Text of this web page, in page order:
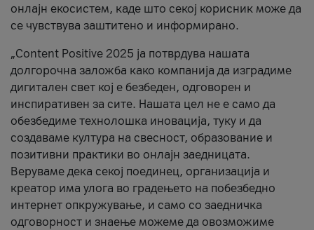
онлајн екосистем, каде што секој корисник може да
се чувствува заштитено и информирано.
„Content Positive 2025 ја потврдува нашата
долгорочна заложба како компанија да изградиме
дигитален свет кој е безбеден, одговорен и
инспиративен за сите. Нашата цел не е само да
обезбедиме технолошка иновација, туку и да
создаваме култура на свесност, образование и
позитивни практики во онлајн заедницата.
Веруваме дека секој поединец, организација и
креатор има улога во градењето на побезбедно
интернет опкружување, и само со заедничка
одговорност и знаење можеме да овозможиме